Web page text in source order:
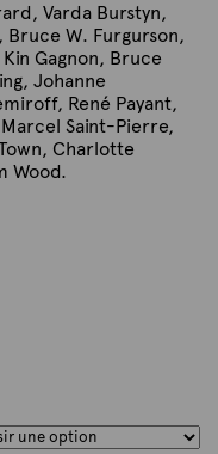
Varda Burstyn,
Bruce W. Furgurson,
Gagnon, Bruce
Johanne
René Payant,
Saint-Pierre,
Charlotte
Wood.